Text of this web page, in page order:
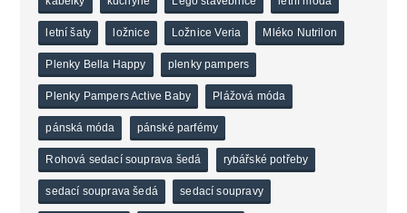
letní šaty ložnice Ložnice Veria Mléko Nutrilon
Plenky Bella Happy plenky pampers
Plenky Pampers Active Baby Plážová móda
pánská móda pánské parfémy
Rohová sedací souprava šedá rybářské potřeby
sedací souprava šedá sedací soupravy